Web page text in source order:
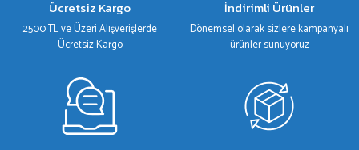
Ürün fiyatı diğer sitelerden daha pahalı.
Bu ürüne benzer farklı alternatifler olmalı.
Ücretsiz Kargo
2500 TL ve Üzeri Alışverişlerde
Ücretsiz Kargo
İndirimli Ürünler
Dönemsel olarak sizlere kampanyalı
ürünler sunuyoruz